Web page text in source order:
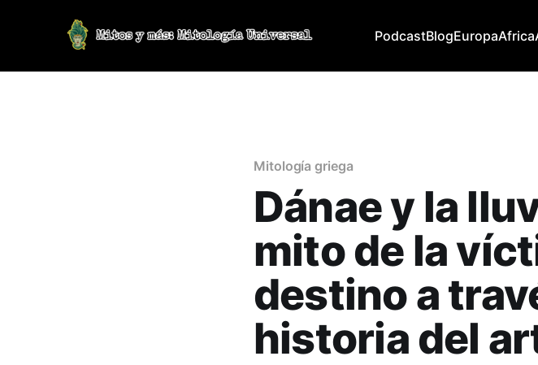
PodcastBlogEuropaAfrica
Mitología griega
Dánae y la
mito de la
destino a
historia del